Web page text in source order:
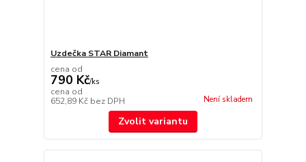
Uzdečka STAR Diamant
cena od
790 Kč/ks
cena od
652,89 Kč bez DPH Není skladem
Zvolit variantu